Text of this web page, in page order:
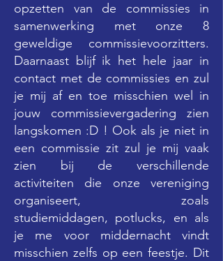
opzetten van de commissies in
samenwerking met onze 8
geweldige commissievoorzitters.
Daarnaast blijf ik het hele jaar in
contact met de commissies en zul
je mij af en toe misschien wel in
jouw commissievergadering zien
langskomen :D ! Ook als je niet in
een commissie zit zul je mij vaak
zien bij de verschillende
activiteiten die onze vereniging
organiseert, zoals
studiemiddagen, potlucks, en als
je me voor middernacht vindt
misschien zelfs op een feestje. Dit